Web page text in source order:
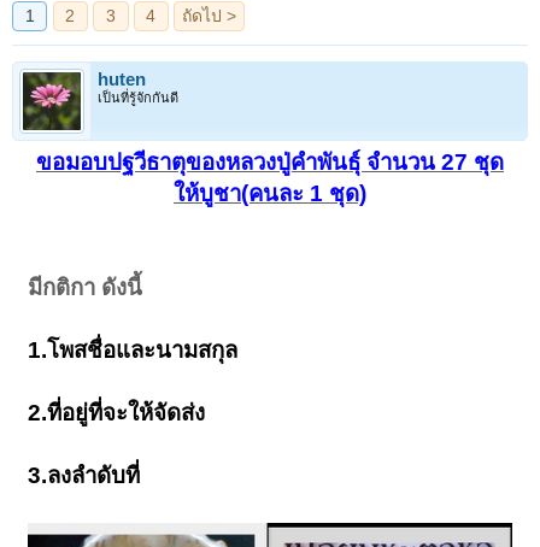
huten
เป็นที่รู้จักกันดี
ขอมอบปฐวีธาตุของหลวงปู่คำพันธุ์ จำนวน 27 ชุด
ให้บูชา(คนละ 1 ชุด)
มีกติกา ดังนี้
1.โพสชื่อและนามสกุล
2.ที่อยู่ที่จะให้จัดส่ง
3.ลงลำดับที่